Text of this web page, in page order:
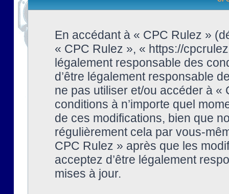
En accédant à « CPC Rulez »
« CPC Rulez », « https://
légalement responsable des
d’être légalement responsable
ne pas utiliser et/ou accéder à
conditions à n’importe quel
de ces modifications, bien que
régulièrement cela par vous-
CPC Rulez » après que les
acceptez d’être légalement
mises à jour.